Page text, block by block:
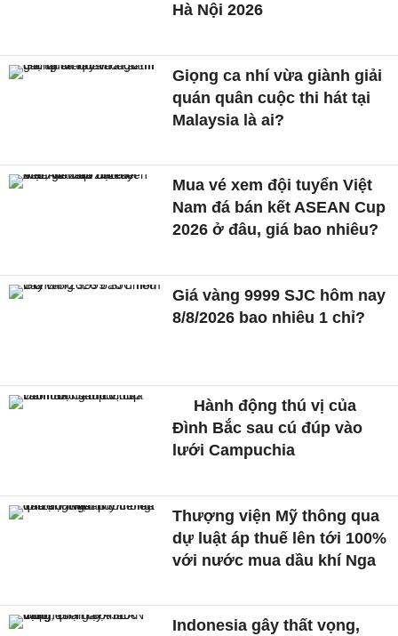
Hà Nội 2026
Giọng ca nhí vừa giành giải
quán quân cuộc thi hát tại
Malaysia là ai?
Mua vé xem đội tuyển Việt
Nam đá bán kết ASEAN Cup
2026 ở đâu, giá bao nhiêu?
Giá vàng 9999 SJC hôm nay
8/8/2026 bao nhiêu 1 chỉ?
Hành động thú vị của
Đình Bắc sau cú đúp vào
lưới Campuchia
Thượng viện Mỹ thông qua
dự luật áp thuế lên tới 100%
với nước mua dầu khí Nga
Indonesia gây thất vọng,